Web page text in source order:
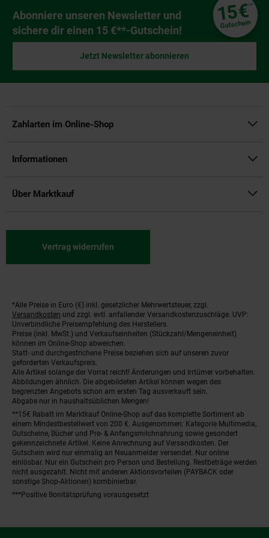
Newsletter Anmeldung
Abonniere unseren Newsletter und
sichere dir einen 15 €**-Gutschein!
15€**
Gutschein
Jetzt Newsletter abonnieren
Zahlarten im Online-Shop
Informationen
Über Marktkauf
Vertrag widerrufen
Fußnoten
*Alle Preise in Euro (€) inkl. gesetzlicher Mehrwertsteuer, zzgl.
Versandkosten und zzgl. evtl. anfallender Versandkostenzuschläge. UVP:
Unverbindliche Preisempfehlung des Herstellers.
Preise (inkl. MwSt.) und Verkaufseinheiten (Stückzahl/Mengeneinheit)
können im Online-Shop abweichen.
Statt- und durchgestrichene Preise beziehen sich auf unseren zuvor
geforderten Verkaufspreis.
Alle Artikel solange der Vorrat reicht! Änderungen und Irrtümer vorbehalten.
Abbildungen ähnlich. Die abgebildeten Artikel können wegen des
begrenzten Angebots schon am ersten Tag ausverkauft sein.
Abgabe nur in haushaltsüblichen Mengen!
**15€ Rabatt im Marktkauf Online-Shop auf das komplette Sortiment ab
einem Mindestbestellwert von 200 €. Ausgenommen: Kategorie Multimedia,
Gutscheine, Bücher und Pre- & Anfangsmilchnahrung sowie gesondert
gekennzeichnete Artikel. Keine Anrechnung auf Versandkosten. Der
Gutschein wird nur einmalig an Neuanmelder versendet. Nur online
einlösbar. Nur ein Gutschein pro Person und Bestellung. Restbeträge werden
nicht ausgezahlt. Nicht mit anderen Aktionsvorteilen (PAYBACK oder
sonstige Shop-Aktionen) kombinierbar.
***Positive Bonitätsprüfung vorausgesetzt